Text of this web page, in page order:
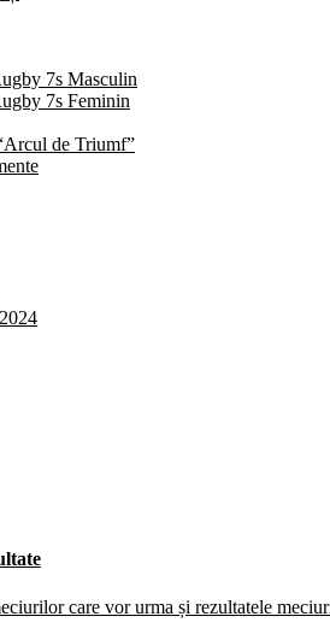
7s Masculin
7s Feminin
de Triumf”
care vor urma și rezultatele